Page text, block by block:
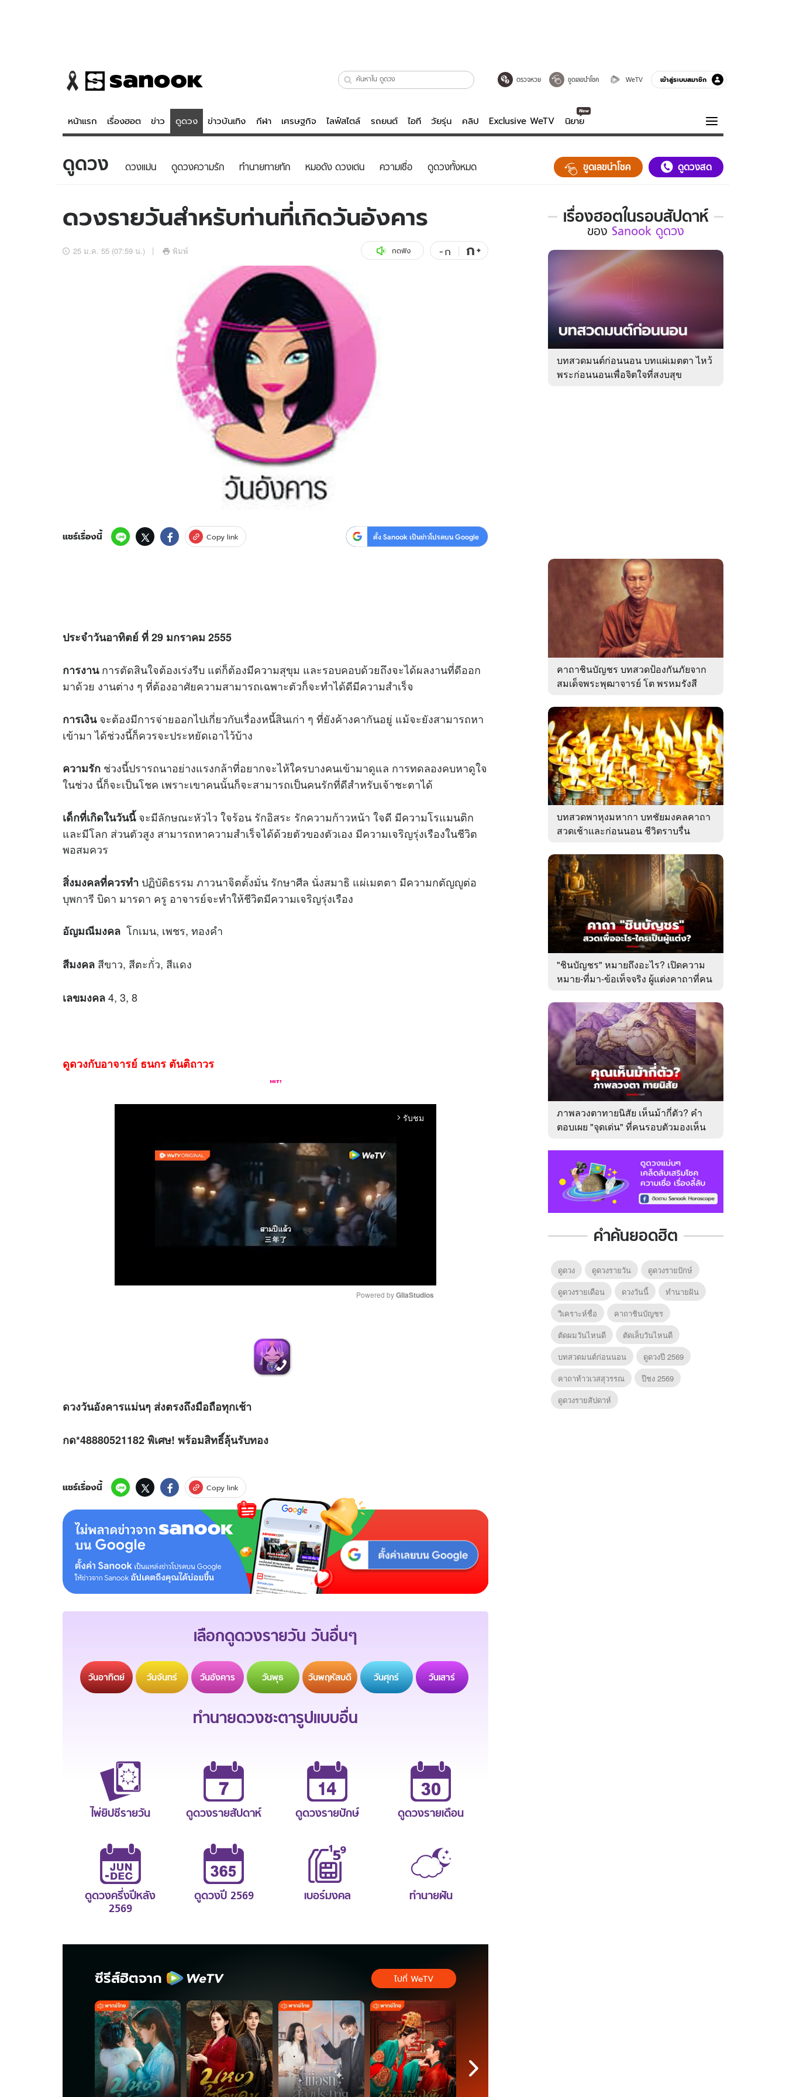
ตรวจหวย ขูดเลขนำโชค WeTV เข้าสู่ระบบสมาชิก
หน้าแรก เรื่องฮอต ข่าว ดูดวง ข่าวบันเทิง กีฬา เศรษฐกิจ ไลฟ์สไตล์ รถยนต์ ไอที วัยรุ่น คลิป Exclusive WeTV นิยาย
ข่าว
ข่าวบันเทิง
ดูดวง - ตรวจหวย
สถิติหวยไทย
ไลฟ์สไตล์
วัยรุ่น
รถยนต์
เที่ยว-กิน
Tasteful Thailand
Sanook Choice
คลิป
พอดแคสต์
ความรู้รอบตัว
ฮาวทู
ติดตามสนุกโซเชียลได้ที่
บริษัท อิมเมจ ฟิวเจอร์ (ประเทศไทย) จำกัด
ดูดวง ดวงแม่น ดูดวงความรัก ทํานายทายทัก หมอดัง ดวงเด่น ความเชื่อ ดูดวงทั้งหมด ขูดเลขนำโชค ดูดวงสด
ดวงรายวันสำหรับท่านที่เกิดวันอังคาร
25 ม.ค. 55 (07:59 น.) พิมพ์ กดฟัง -ก ก+
แชร์เรื่องนี้ Copy link ตั้ง Sanook เป็นข่าวโปรดบน Google
ประจำวันอาทิตย์ ที่ 29 มกราคม 2555
การงานการตัดสินใจต้องเร่งรีบ แต่ก็ต้องมีความสุขุม และรอบคอบด้วยถึงจะได้ผลงานที่ดีออก
มาด้วย งานต่าง ๆ ที่ต้องอาศัยความสามารถเฉพาะตัวก็จะทำได้ดีมีความสำเร็จ
การเงินจะต้องมีการจ่ายออกไปเกี่ยวกับเรื่องหนี้สินเก่า ๆ ที่ยังค้างคากันอยู่ แม้จะยังสามารถหา
เข้ามา ได้ช่วงนี้ก็ควรจะประหยัดเอาไว้บ้าง
ความรัก ช่วงนี้ปรารถนาอย่างแรงกล้าที่อยากจะไห้ใครบางคนเข้ามาดูแล การทดลองคบหาดูใจ
ในช่วง นี้ก็จะเป็นโชค เพราะเขาคนนั้นก็จะสามารถเป็นคนรักที่ดีสำหรับเจ้าชะตาได้
เด็กที่เกิดในวันนี้จะมีลักษณะหัวไว ใจร้อน รักอิสระ รักความก้าวหน้า ใจดี มีความโรแมนติก
และมีโลก ส่วนตัวสูง สามารถหาความสำเร็จได้ด้วยตัวของตัวเอง มีความเจริญรุ่งเรืองในชีวิต
พอสมควร
สิ่งมงคลที่ควรทำ ปฏิบัติธรรม ภาวนาจิตตั้งมั่น รักษาศีล นั่งสมาธิ แผ่เมตตา มีความกตัญญูต่อ
บุพการี บิดา มารดา ครู อาจารย์จะทำให้ชีวิตมีความเจริญรุ่งเรือง
อัญมณีมงคล โกเมน, เพชร, ทองคำ
สีมงคล สีขาว, สีตะกั่ว, สีแดง
เลขมงคล4, 3, 8
ดูดวงกับอาจารย์ ธนกร ตันติถาวร
arrow_forward_ios รับชม
Powered by GliaStudios
ดวงวันอังคารแม่นๆ ส่งตรงถึงมือถือทุกเช้า
กด*48880521182 พิเศษ! พร้อมสิทธิ์ลุ้นรับทอง
แชร์เรื่องนี้ Copy link
เลือกดูดวงรายวัน วันอื่นๆ
วันอาทิตย์ วันจันทร์ วันอังคาร วันพุธ วันพฤหัสบดี วันศุกร์ วันเสาร์
ทำนายดวงชะตารูปแบบอื่น
ไพ่ยิปซีรายวัน ดูดวงรายสัปดาห์ ดูดวงรายปักษ์ ดูดวงรายเดือน
ดูดวงครึ่งปีหลัง
2569
ดูดวงปี 2569 เบอร์มงคล ทำนายฝัน
ซีรีส์ฮิตจาก ไปที่ WeTV
เรื่องฮอตในรอบสัปดาห์
เรื่อง
ใน
รอบ
ของ
Sanook
ดูด
ของ Sanook ดูดวง
บทสวดมนต์ก่อนนอน บทแผ่เมตตา ไหว้
พระก่อนนอนเพื่อจิตใจที่สงบสุข
คาถาชินบัญชร บทสวดป้องกันภัยจาก
สมเด็จพระพุฒาจารย์ โต พรหมรังสี
บทสวดพาหุงมหากา บทชัยมงคลคาถา
สวดเช้าและก่อนนอน ชีวิตราบรื่น
"ชินบัญชร" หมายถึงอะไร? เปิดความ
หมาย-ที่มา-ข้อเท็จจริง ผู้แต่งคาถาที่คน
ภาพลวงตาทายนิสัย เห็นม้ากี่ตัว? คำ
ตอบเผย "จุดเด่น" ที่คนรอบตัวมองเห็น
คำค้นยอดฮิต
ดูดวง ดูดวงรายวัน
ดูดวงรายปักษ์
ดูดวงรายเดือน
ดวงวันนี้
ทํานายฝัน
วิเคราะห์ชื่อ
คาถาชินบัญชร
ตัดผมวันไหนดี
ตัดเล็บวันไหนดี
บทสวดมนต์ก่อนนอน
ดูดวงปี 2569
คาถาท้าวเวสสุวรรณ
ปีชง 2569
ดูดวงรายสัปดาห์